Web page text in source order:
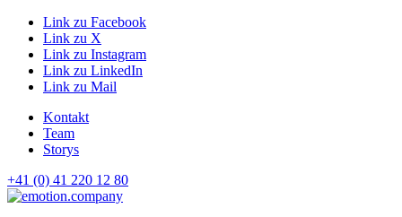
Link zu Facebook
Link zu X
Link zu Instagram
Link zu LinkedIn
Link zu Mail
Kontakt
Team
Storys
+41 (0) 41 220 12 80